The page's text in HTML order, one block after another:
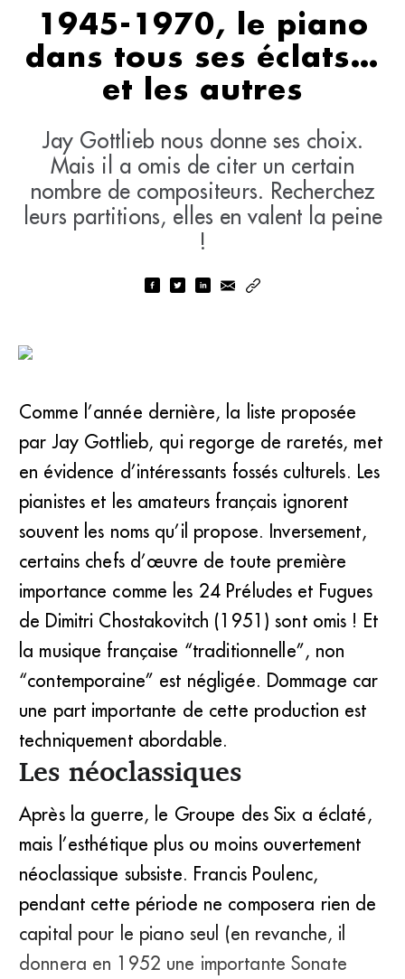
1945-1970, le piano
dans tous ses éclats…
et les autres
Jay Gottlieb nous donne ses choix.
Mais il a omis de citer un certain
nombre de compositeurs. Recherchez
leurs partitions, elles en valent la peine
!
Comme l’année dernière, la liste proposée
par Jay Gottlieb, qui regorge de raretés, met
en évidence d’intéressants fossés culturels. Les
pianistes et les amateurs français ignorent
souvent les noms qu’il propose. Inversement,
certains chefs d’œuvre de toute première
importance comme les 24 Préludes et Fugues
de Dimitri Chostakovitch (1951) sont omis ! Et
la musique française “traditionnelle”, non
“contemporaine” est négligée. Dommage car
une part importante de cette production est
techniquement abordable.
Les néoclassiques
Après la guerre, le Groupe des Six a éclaté,
mais l’esthétique plus ou moins ouvertement
néoclassique subsiste. Francis Poulenc,
pendant cette période ne composera rien de
capital pour le piano seul (en revanche, il
donnera en 1952 une importante Sonate